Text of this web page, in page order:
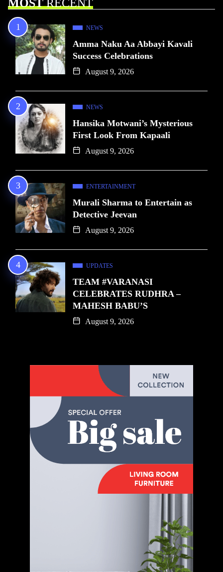
MOSTRECENT
NEWS
Amma Naku Aa Abbayi Kavali
Success Celebrations
August 9, 2026
NEWS
Hansika Motwani’s Mysterious
First Look From Kapaali
August 9, 2026
ENTERTAINMENT
Murali Sharma to Entertain as
Detective Jeevan
August 9, 2026
UPDATES
TEAM #VARANASI
CELEBRATES RUDHRA –
MAHESH BABU’S
August 9, 2026